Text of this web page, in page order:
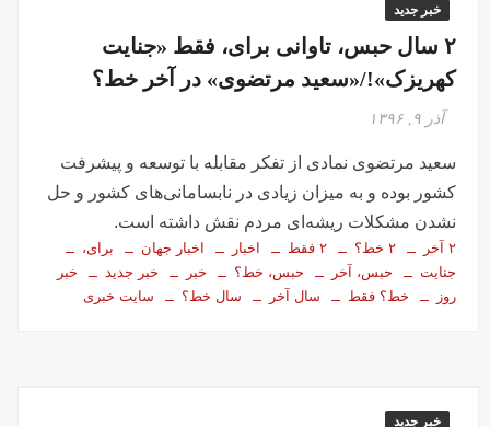
خبر جدید
۲ سال حبس، تاوانی برای، فقط «جنایت
کهریزک»!/«سعید مرتضوی» در آخر خط؟
آذر ۹, ۱۳۹۶
سعید مرتضوی نمادی از تفکر مقابله با توسعه و پیشرفت
کشور بوده و به میزان زیادی در نابسامانی‌های کشور و حل
نشدن مشکلات ریشه‌ای مردم نقش داشته است.
۲ آخر ۲ خط؟ ۲ فقط اخبار اخبار جهان
برای،
جنایت
حبس، آخر حبس، خط؟ خبر خبر جدید
خبر
روز
خط؟ فقط سال آخر سال خط؟ سایت خبری
خبر جدید